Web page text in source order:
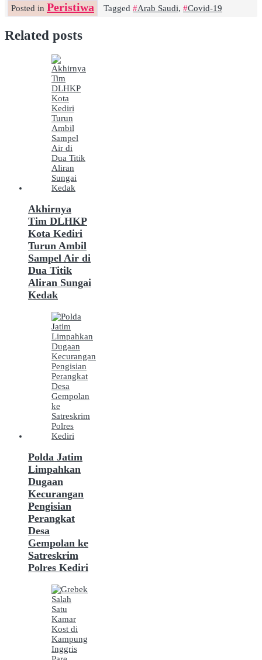
Posted in Peristiwa Tagged Arab Saudi, Covid-19
Related posts
Akhirnya
Tim DLHKP
Kota Kediri
Turun Ambil
Sampel Air di
Dua Titik
Aliran Sungai
Kedak
Polda Jatim
Limpahkan
Dugaan
Kecurangan
Pengisian
Perangkat
Desa
Gempolan ke
Satreskrim
Polres Kediri